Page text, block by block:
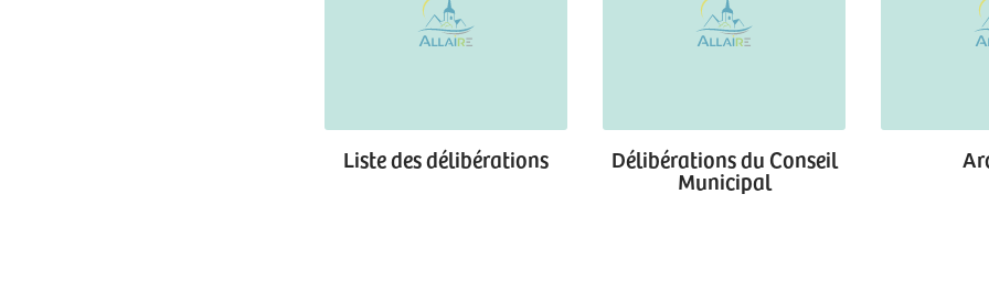
Liste des délibérations Délibérations du Conseil
Municipal